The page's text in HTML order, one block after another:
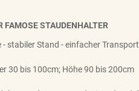
FAMOSE STAUDENHALTER
- stabiler Stand - einfacher Transport
30 bis 100cm; Höhe 90 bis 200cm